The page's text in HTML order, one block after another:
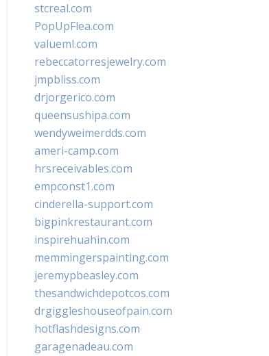
stcreal.com
PopUpFlea.com
valueml.com
rebeccatorresjewelry.com
jmpbliss.com
drjorgerico.com
queensushipa.com
wendyweimerdds.com
ameri-camp.com
hrsreceivables.com
empconst1.com
cinderella-support.com
bigpinkrestaurant.com
inspirehuahin.com
memmingerspainting.com
jeremypbeasley.com
thesandwichdepotcos.com
drgiggleshouseofpain.com
hotflashdesigns.com
garagenadeau.com